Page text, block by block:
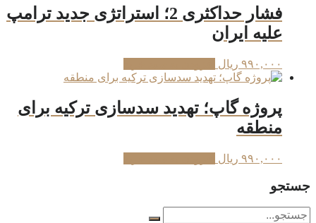
فشار حداکثری 2؛ استراتژی جدید ترامپ
علیه ایران
۹۹۰,۰۰۰ ریال
پروژه گاپ؛ تهدید سدسازی ترکیه برای
منطقه
۹۹۰,۰۰۰ ریال
جستجو